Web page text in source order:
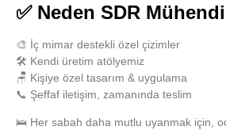
✅ Neden SDR
🎨 İç mimar destekli özel çizimler
🛠️ Kendi üretim atölyemiz
🪑 Kişiye özel tasarım & uygulama
📞 Şeffaf iletişim, zamanında teslim
🛌 Her sabah daha mutlu uyanmak için,